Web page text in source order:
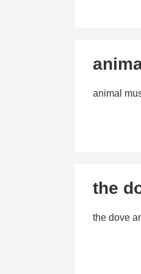
animal
the
the dove